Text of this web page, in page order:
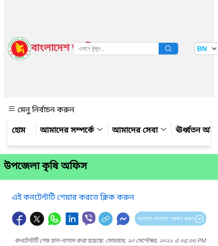
বাংলাদেশ জাতীয় তথ্য বাতায়ন BN
মেনু নির্বাচন করুন
আমাদের সম্পর্কে
আমাদের সেবা ঊর্ধ্বতন
উপজেলা কৃষি অফিস
এই কনটেন্টটি শেয়ার করতে ক্লিক করুন
আপনার মতামত প্রদান করুন
কনটেন্টটি শেষ হাল-নাগাদ করা হয়েছে: সোমবার, ২০ সেপ্টেম্বর, ২০২১ এ ০৫:৩৩ PM